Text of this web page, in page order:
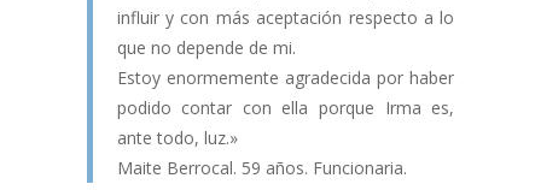
influir y con más aceptación respecto a lo
que no depende de mi.
Estoy enormemente agradecida por haber
podido contar con ella porque Irma es,
ante todo, luz.»
Maite Berrocal. 59 años. Funcionaria.